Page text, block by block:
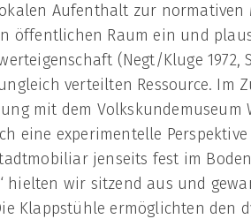
Aufenthalt zur normativen
öffentlichen Raum ein und
(Negt/Kluge 1972,
verteilten Ressource. Im
mit dem Volkskundemuseum
eine experimentelle
jenseits fest im
hielten wir sitzend aus und
Klappstühle ermöglichten den